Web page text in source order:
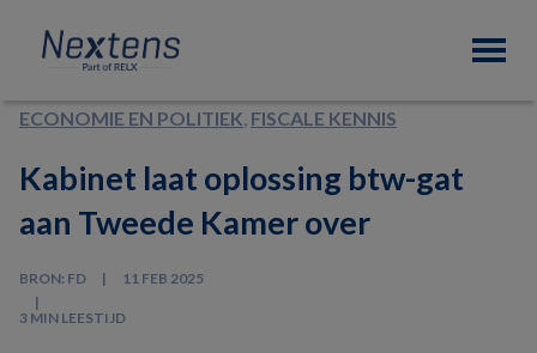
primary
navigation
content
footer
Nextens
Fiscaal
partner
van
ECONOMIE EN POLITIEK, FISCALE KENNIS
Kabinet laat oplossing btw-gat
aan Tweede Kamer over
BRON: FD 11 FEB 2025
3 MIN LEESTIJD